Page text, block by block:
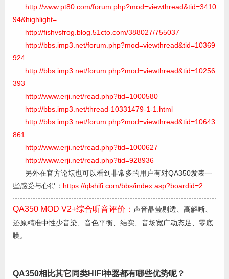
http://www.pt80.com/forum.php?mod=viewthread&tid=3410
94&highlight=
http://fishvsfrog.blog.51cto.com/388027/755037
http://bbs.imp3.net/forum.php?mod=viewthread&tid=10369
924
http://bbs.imp3.net/forum.php?mod=viewthread&tid=10256
393
http://www.erji.net/read.php?tid=1000580
http://bbs.imp3.net/thread-10331479-1-1.html
http://bbs.imp3.net/forum.php?mod=viewthread&tid=10643
861
http://www.erji.net/read.php?tid=1000627
http://www.erji.net/read.php?tid=928936
另外在官方论坛也可以看到非常多的用户有对QA350发表一
些感受与心得： https://qlshifi.com/bbs/index.asp?boardid=2
QA350 MOD V2+综合听音评价： 声音晶莹剔透、高解晰、
还原精准中性少音染、音色平衡、结实、音场宽广动态足、零底
噪。
QA350相比其它同类HIFI神器都有哪些优势呢？